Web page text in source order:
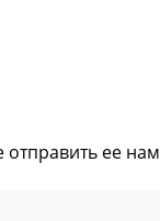
отправить ее нам